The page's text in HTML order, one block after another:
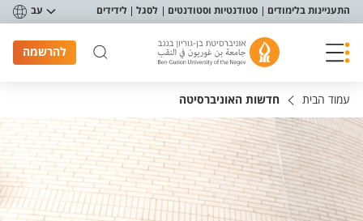
תפריט נגישות
התעניינות בלימודים סטודנטיות וסטודנטים לסגל לידידים עב
להרשמה
עמוד הבית חדשות האוניברסיטה